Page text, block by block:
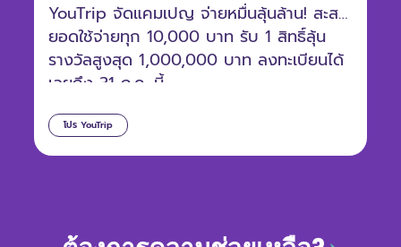
โปร YouTrip
YouTrip จัดแคมเปญ จ่ายหมื่นลุ้นล้าน! สะสม
ยอดใช้จ่ายทุก 10,000 บาท รับ 1 สิทธิ์ลุ้น
รางวัลสูงสุด 1,000,000 บาท ลงทะเบียนได้
เลยถึง 31 ก.ค. นี้